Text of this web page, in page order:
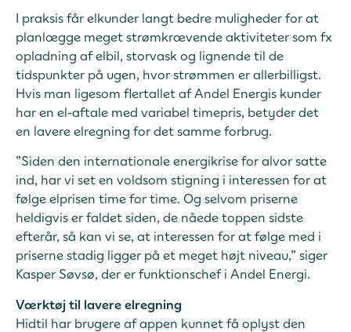
I praksis får elkunder langt bedre muligheder for at
planlægge meget strømkrævende aktiviteter som fx
opladning af elbil, storvask og lignende til de
tidspunkter på ugen, hvor strømmen er allerbilligst.
Hvis man ligesom flertallet af Andel Energis kunder
har en el-aftale med variabel timepris, betyder det
en lavere elregning for det samme forbrug.
”Siden den internationale energikrise for alvor satte
ind, har vi set en voldsom stigning i interessen for at
følge elprisen time for time. Og selvom priserne
heldigvis er faldet siden, de nåede toppen sidste
efterår, så kan vi se, at interessen for at følge med i
priserne stadig ligger på et meget højt niveau,” siger
Kasper Søvsø, der er funktionschef i Andel Energi.
Værktøj til lavere elregning
Hidtil har brugere af appen kunnet få oplyst den